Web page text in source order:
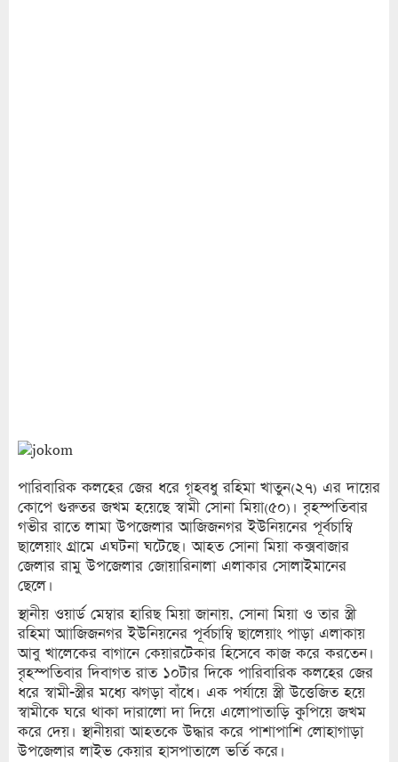
পারিবারিক কলহের জের ধরে গৃহবধু রহিমা খাতুন(২৭) এর দায়ের
কোপে গুরুতর জখম হয়েছে স্বামী সোনা মিয়া(৫০)। বৃহস্পতিবার
গভীর রাতে লামা উপজেলার আজিজনগর ইউনিয়নের পূর্বচাম্বি
ছালেয়াং গ্রামে এঘটনা ঘটেছে। আহত সোনা মিয়া কক্সবাজার
জেলার রামু উপজেলার জোয়ারিনালা এলাকার সোলাইমানের
ছেলে।
স্থানীয় ওয়ার্ড মেম্বার হারিছ মিয়া জানায়, সোনা মিয়া ও তার স্ত্রী
রহিমা আাজিজনগর ইউনিয়নের পূর্বচাম্বি ছালেয়াং পাড়া এলাকায়
আবু খালেকের বাগানে কেয়ারটেকার হিসেবে কাজ করে করতেন।
বৃহস্পতিবার দিবাগত রাত ১০টার দিকে পারিবারিক কলহের জের
ধরে স্বামী-স্ত্রীর মধ্যে ঝগড়া বাঁধে। এক পর্যায়ে স্ত্রী উত্তেজিত হয়ে
স্বামীকে ঘরে থাকা দারালো দা দিয়ে এলোপাতাড়ি কুপিয়ে জখম
করে দেয়। স্থানীয়রা আহতকে উদ্ধার করে পাশাপাশি লোহাগাড়া
উপজেলার লাইভ কেয়ার হাসপাতালে ভর্তি করে।